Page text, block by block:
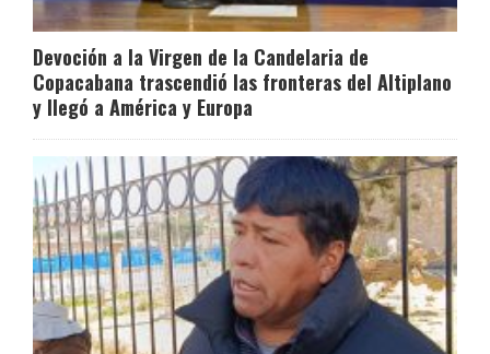
Devoción a la Virgen de la Candelaria de
Copacabana trascendió las fronteras del Altiplano
y llegó a América y Europa